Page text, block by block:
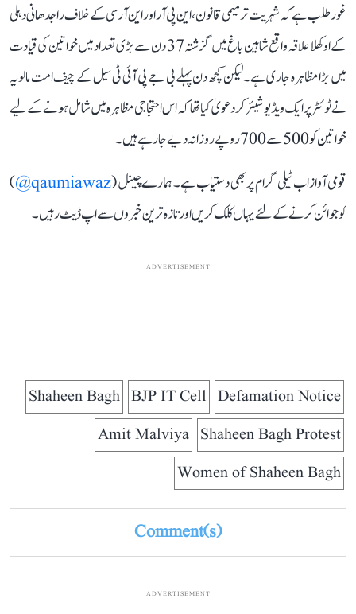
غور طلب ہے کہ شہریت ترمیمی قانون، این پی آر اور این آر سی کے خلاف راجدھانی دہلی
کے اوکھلا علاقہ واقع شاہین باغ میں گزشتہ 37 دن سے بڑی تعداد میں خواتین کی قیادت
میں بڑا مظاہرہ جاری ہے۔ لیکن کچھ دن پہلے بی جے پی آئی ٹی سیل کے چیف امت مالویہ
نے ٹوئٹر پر ایک ویڈیو شیئر کر دعویٰ کیا تھا کہ اس احتجاجی مظاہرہ میں شامل ہونے کے لیے
خواتین کو 500 سے 700 روپے روزانہ دیے جا رہے ہیں۔
قومی آواز اب ٹیلی گرام پر بھی دستیاب ہے۔ ہمارے چینل (qaumiawaz@
)
کو جوائن کرنے کے لئے یہاں کلک کریں اور تازہ ترین خبروں سے اپ ڈیٹ رہیں۔
ADVERTISEMENT
Defamation Notice
BJP IT Cell
Shaheen Bagh
Shaheen Bagh Protest
Amit Malviya
Women of Shaheen Bagh
Comment(s)
ADVERTISEMENT